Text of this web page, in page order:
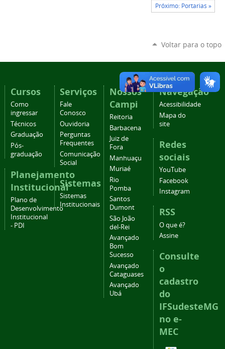
Próximo: Portarias »
Voltar para o topo
Cursos
Como
ingressar
Técnicos
Graduação
Pós-
graduação
Planejamento
Institucional
Plano de
Desenvolvimento
Institucional
- PDI
Serviços
Fale
Conosco
Ouvidoria
Perguntas
Frequentes
Comunicação
Social
Sistemas
Sistemas
Institucionais
Nossos
Campi
Reitoria
Barbacena
Juiz de
Fora
Manhuaçu
Muriaé
Rio
Pomba
Santos
Dumont
São João
del-Rei
Avançado
Bom
Sucesso
Avançado
Cataguases
Avançado
Ubá
Navegação
Acessibilidade
Mapa do
site
Redes
sociais
YouTube
Facebook
Instagram
RSS
O que é?
Assine
Consulte
o
cadastro
do
IFSudesteMG
no e-
MEC